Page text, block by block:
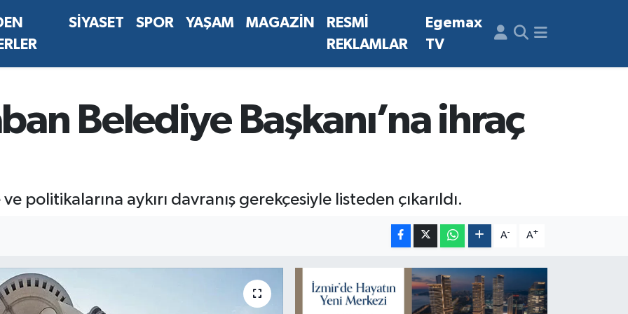
SİYASET SPOR YAŞAM MAGAZİN
RESMİ
REKLAMLAR
Egemax
TV
Belediye Başkanı’na ihraç
politikalarına aykırı davranış gerekçesiyle listeden çıkarıldı.
A- A+